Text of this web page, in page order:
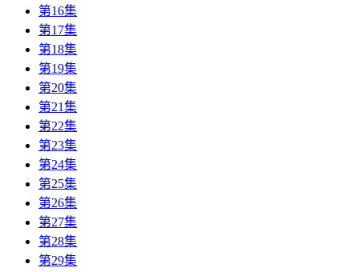
第16集
第17集
第18集
第19集
第20集
第21集
第22集
第23集
第24集
第25集
第26集
第27集
第28集
第29集